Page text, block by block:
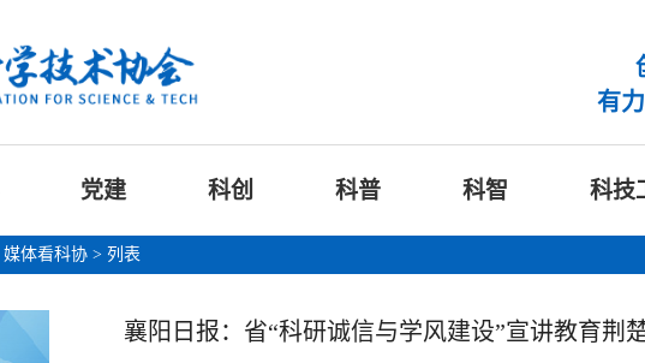
有力
党建 科创 科普 科智 科技
媒体看科协 > 列表
襄阳日报：省“科研诚信与学风建设”宣讲教育荆